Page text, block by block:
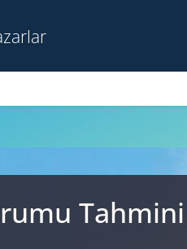
Tahmini